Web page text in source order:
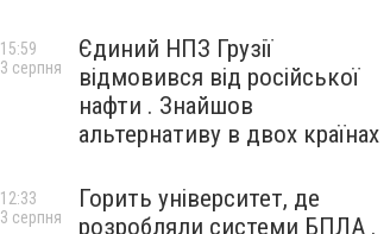
Єдиний НПЗ Грузії
відмовився від російської
нафти . Знайшов
альтернативу в двох країнах
15:59
3 серпня
Горить університет, де
розробляли системи БПЛА .
12:33
3 серпня